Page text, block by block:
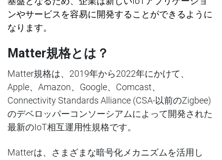
ンやサービスを容易に開発することができるように
なります。
Matter規格とは？
Matter規格は、2019年から2022年にかけて、
Apple、Amazon、Google、Comcast、
Connectivity Standards Alliance (CSA-以前のZigbee)
のデベロッパーコンソーシアムによって開発された
最新のIoT相互運用性規格です。
Matterは、さまざまな暗号化メカニズムを活用し